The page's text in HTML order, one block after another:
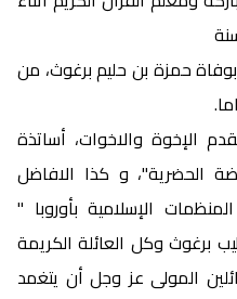
حمزة بن حليم برغوث، من
الإخوة والاخوات، أساتذة
الحضرية"، و كذا الافاضل
الإسلامية بأوروبا "
برغوث وكل العائلة الكريمة
المولى عز وجل أن يتغمد